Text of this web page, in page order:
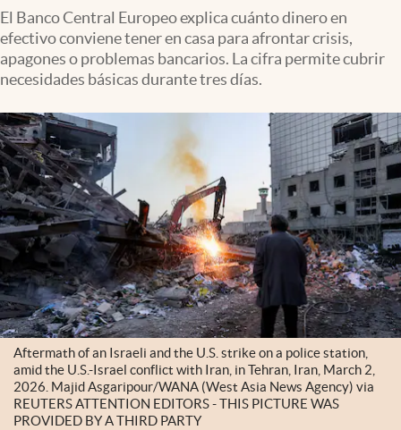
El Banco Central Europeo explica cuánto dinero en
efectivo conviene tener en casa para afrontar crisis,
apagones o problemas bancarios. La cifra permite cubrir
necesidades básicas durante tres días.
Aftermath of an Israeli and the U.S. strike on a police station,
amid the U.S.-Israel conflict with Iran, in Tehran, Iran, March 2,
2026. Majid Asgaripour/WANA (West Asia News Agency) via
REUTERS ATTENTION EDITORS - THIS PICTURE WAS
PROVIDED BY A THIRD PARTY